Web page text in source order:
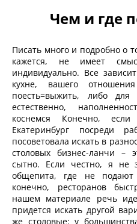
Чем и где
Писать много и подробно о
кажется, не имеет
индивидуально. Все
кухне, вашего
поесть=выжить, либо
естественно,
коснемся Конечно,
Екатеринбург посреди
посоветовала искать в
столовых бизнес-ланчи –
сытно. Если честно, я не
общепита, где не подают
конечно, ресторанов
нашем материале речь
придется искать другой
же столовые: у